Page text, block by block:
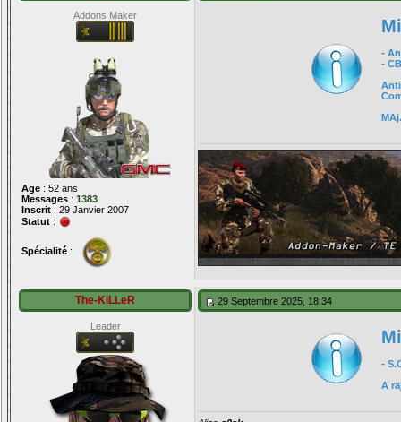
Addons Maker
Age : 52 ans
Messages : 1383
Inscrit : 29 Janvier 2007
Statut :
Spécialité :
-
-
The-KiLLeR
Leader
29 Septembre 2025, 18:34
-
A